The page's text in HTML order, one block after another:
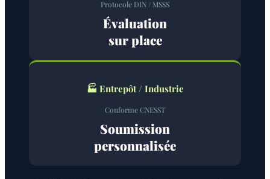
Protocole DIN / MSSS
Évaluation
sur place
🏭 Entrepôt / Industrie
Conforme CNESST
Soumission
personnalisée